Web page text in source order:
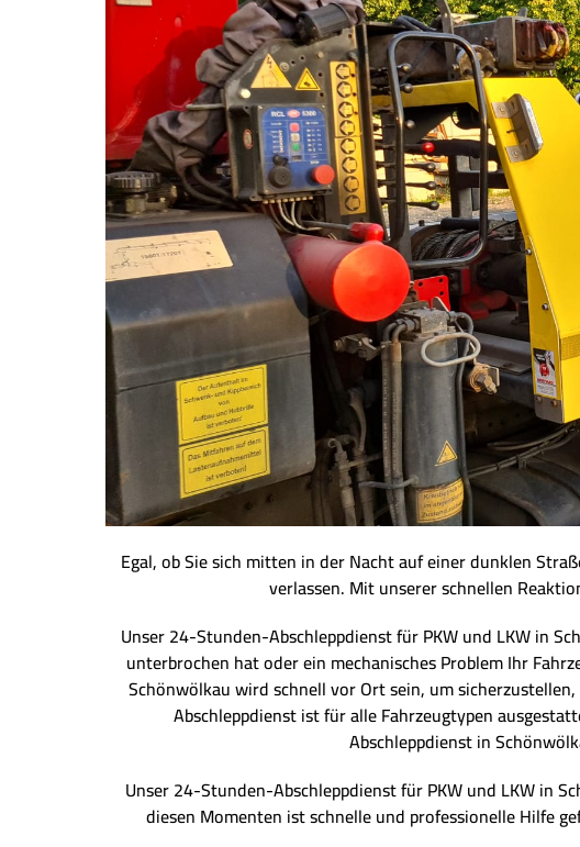
Egal, ob Sie sich mitten in der Nacht auf einer dunklen
verlassen. Mit unserer schnellen
Unser 24-Stunden-Abschleppdienst für PKW und LKW in
unterbrochen hat oder ein mechanisches Problem Ihr
Schönwölkau wird schnell vor Ort sein, um
Abschleppdienst ist für alle Fahrzeugtypen
Abschleppdienst in
Unser 24-Stunden-Abschleppdienst für PKW und LKW in
diesen Momenten ist schnelle und professionelle Hilfe